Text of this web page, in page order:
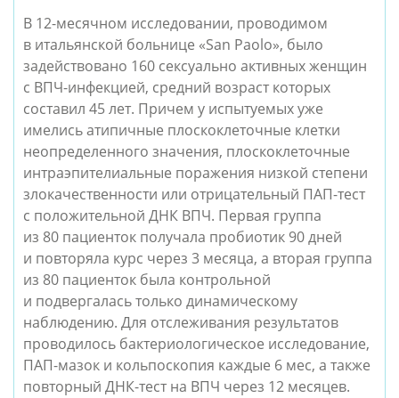
В 12-месячном исследовании, проводимом
в итальянской больнице «San Paolo», было
задействовано 160 сексуально активных женщин
с ВПЧ-инфекцией, средний возраст которых
составил 45 лет. Причем у испытуемых уже
имелись атипичные плоскоклеточные клетки
неопределенного значения, плоскоклеточные
интраэпителиальные поражения низкой степени
злокачественности или отрицательный ПАП-тест
с положительной ДНК ВПЧ. Первая группа
из 80 пациенток получала пробиотик 90 дней
и повторяла курс через 3 месяца, а вторая группа
из 80 пациенток была контрольной
и подвергалась только динамическому
наблюдению. Для отслеживания результатов
проводилось бактериологическое исследование,
ПАП-мазок и кольпоскопия каждые 6 мес, а также
повторный ДНК-тест на ВПЧ через 12 месяцев.